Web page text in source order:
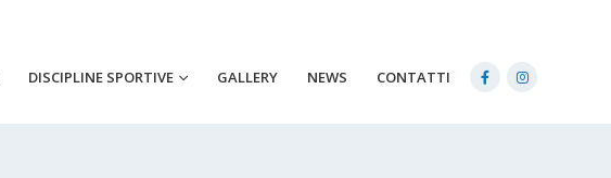
DISCIPLINE SPORTIVE GALLERY NEWS CONTATTI